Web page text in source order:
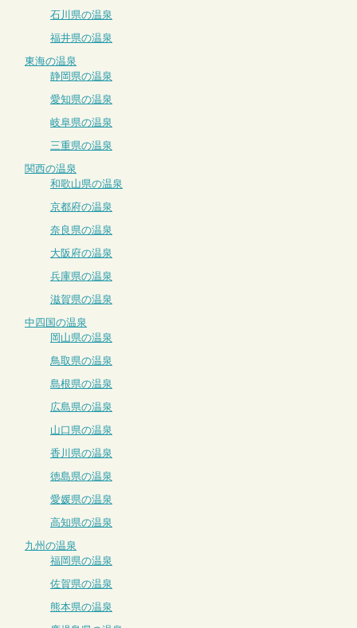
石川県の温泉
福井県の温泉
東海の温泉
静岡県の温泉
愛知県の温泉
岐阜県の温泉
三重県の温泉
関西の温泉
和歌山県の温泉
京都府の温泉
奈良県の温泉
大阪府の温泉
兵庫県の温泉
滋賀県の温泉
中四国の温泉
岡山県の温泉
鳥取県の温泉
島根県の温泉
広島県の温泉
山口県の温泉
香川県の温泉
徳島県の温泉
愛媛県の温泉
高知県の温泉
九州の温泉
福岡県の温泉
佐賀県の温泉
熊本県の温泉